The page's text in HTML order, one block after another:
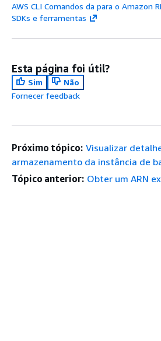
AWS CLI Comandos da para o Amazon
SDKs e ferramentas
Esta página foi útil?
Sim
Não
Fornecer feedback
Próximo tópico: Visualizar
armazenamento da instância de
Tópico anterior: Obter um ARN